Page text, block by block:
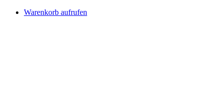
Warenkorb aufrufen